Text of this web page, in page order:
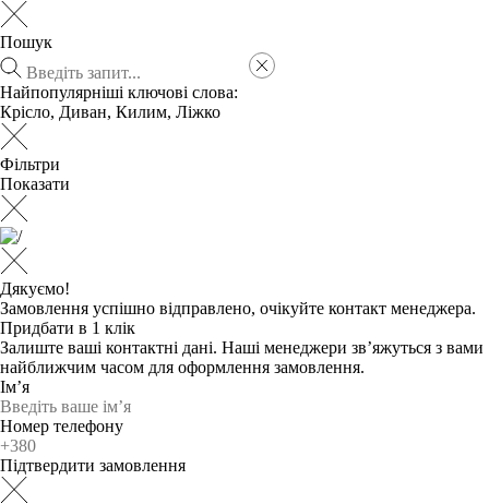
Пошук
Найпопулярніші ключові слова:
Крісло, Диван, Килим, Ліжко
Фільтри
Показати
Дякуємо!
Замовлення успішно відправлено, очікуйте контакт менеджера.
Придбати в 1 клік
Залиште ваші контактні дані. Наші менеджери зв’яжуться з вами
найближчим часом для оформлення замовлення.
Ім’я
Номер телефону
Підтвердити замовлення